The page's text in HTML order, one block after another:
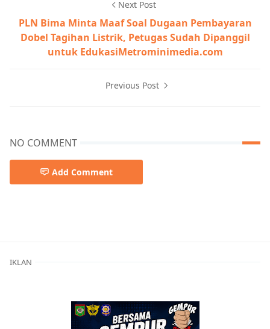
Next Post
PLN Bima Minta Maaf Soal Dugaan Pembayaran
Dobel Tagihan Listrik, Petugas Sudah Dipanggil
untuk EdukasiMetrominimedia.com
Previous Post
NO COMMENT
Add Comment
IKLAN